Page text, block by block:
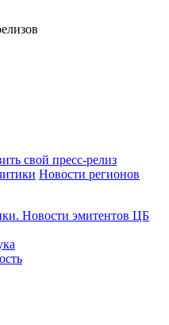
свой пресс-релиз
Новости регионов
Новости эмитентов ЦБ